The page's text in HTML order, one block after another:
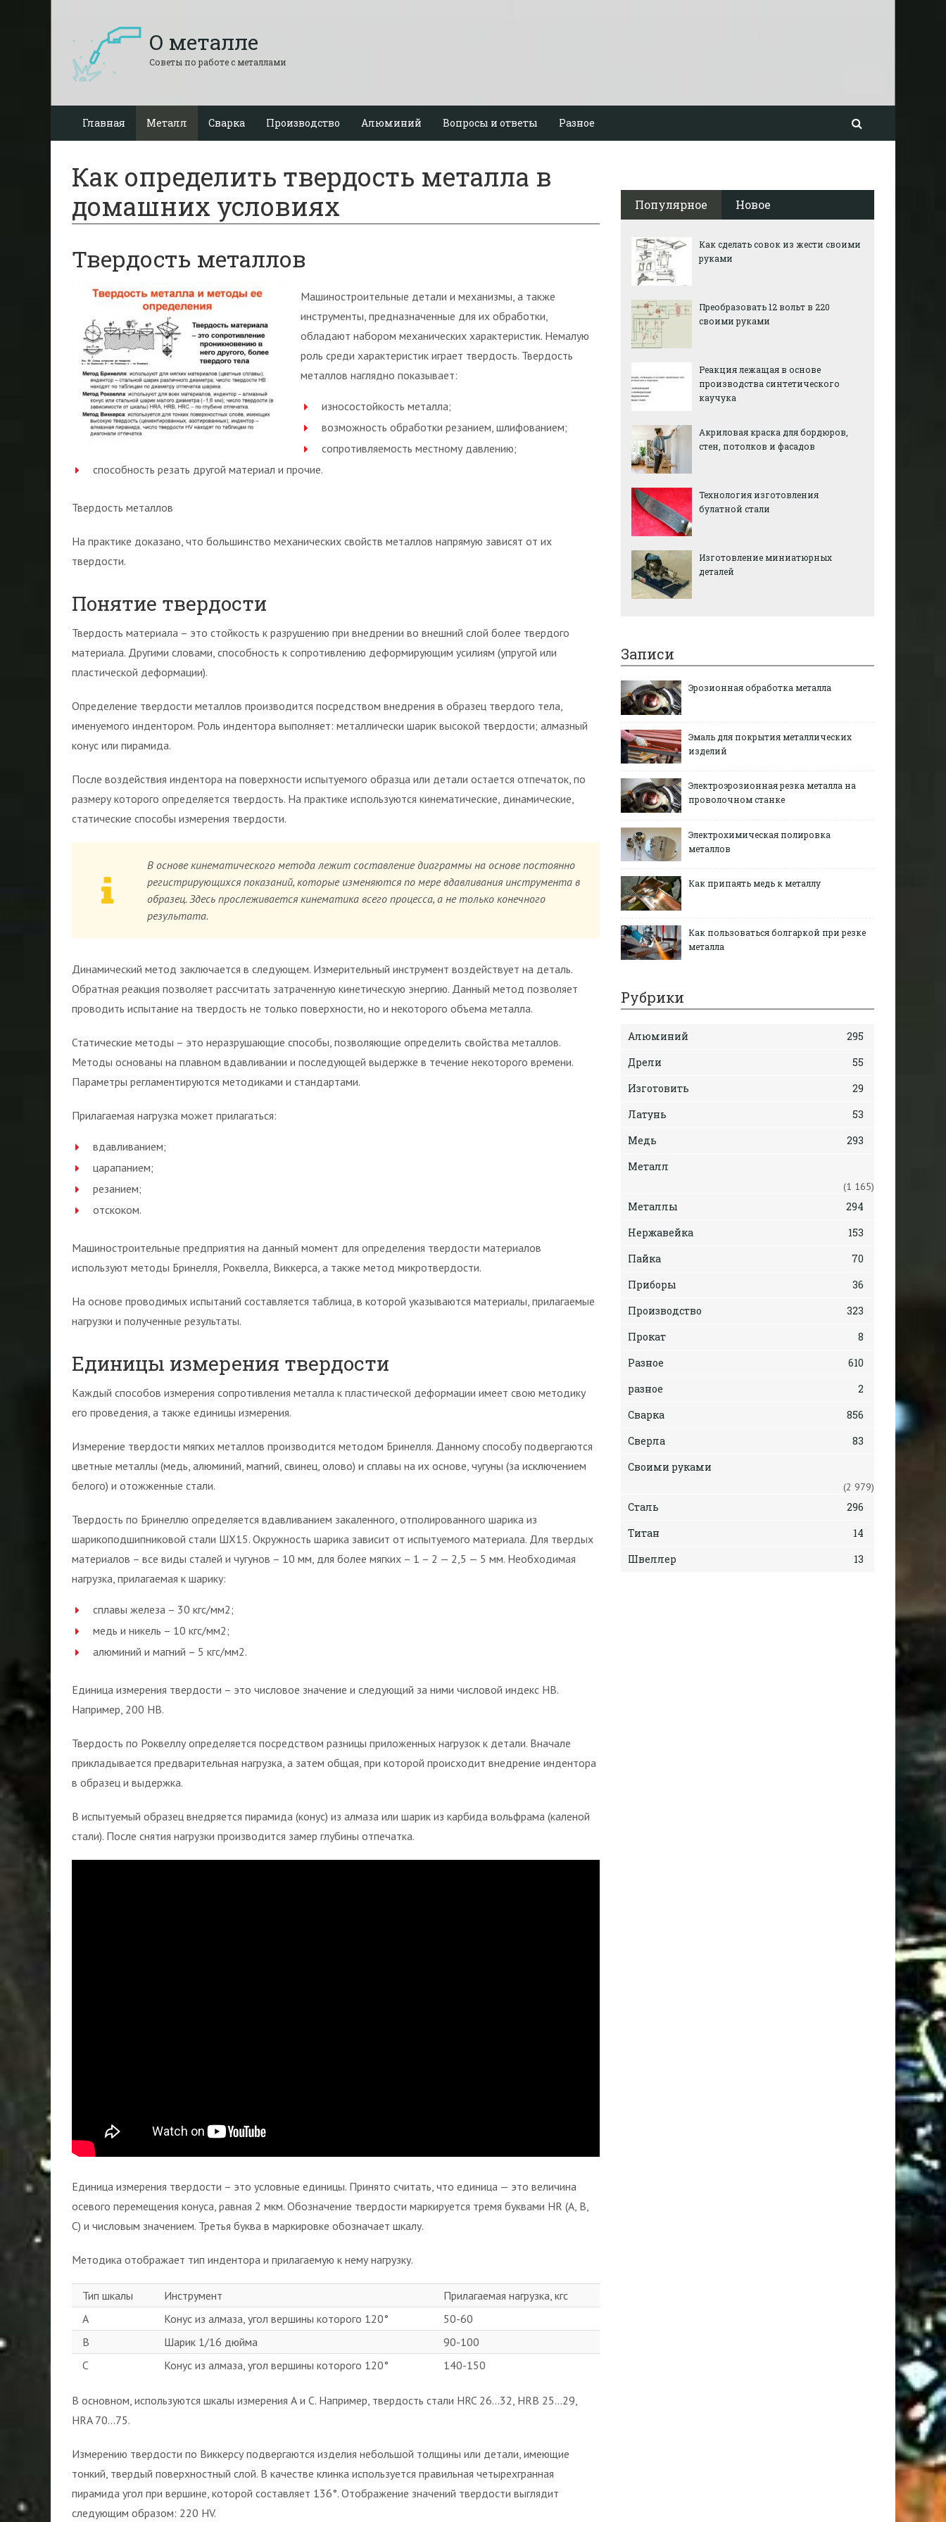
О металле
Советы по работе с металлами
Главная Металл Сварка Производство Алюминий Вопросы и ответы Разное
Как определить твердость металла в
домашних условиях
Твердость металлов
Машиностроительные детали и механизмы, а также
инструменты, предназначенные для их обработки,
обладают набором механических характеристик. Немалую
роль среди характеристик играет твердость. Твердость
металлов наглядно показывает:
износостойкость металла;
возможность обработки резанием, шлифованием;
сопротивляемость местному давлению;
способность резать другой материал и прочие.
Твердость металлов
На практике доказано, что большинство механических свойств металлов напрямую зависят от их
твердости.
Понятие твердости
Твердость материала – это стойкость к разрушению при внедрении во внешний слой более твердого
материала. Другими словами, способность к сопротивлению деформирующим усилиям (упругой или
пластической деформации).
Определение твердости металлов производится посредством внедрения в образец твердого тела,
именуемого индентором. Роль индентора выполняет: металлически шарик высокой твердости; алмазный
конус или пирамида.
После воздействия индентора на поверхности испытуемого образца или детали остается отпечаток, по
размеру которого определяется твердость. На практике используются кинематические, динамические,
статические способы измерения твердости.
В основе кинематического метода лежит составление диаграммы на основе постоянно
регистрирующихся показаний, которые изменяются по мере вдавливания инструмента в
образец. Здесь прослеживается кинематика всего процесса, а не только конечного
результата.
Динамический метод заключается в следующем. Измерительный инструмент воздействует на деталь.
Обратная реакция позволяет рассчитать затраченную кинетическую энергию. Данный метод позволяет
проводить испытание на твердость не только поверхности, но и некоторого объема металла.
Статические методы – это неразрушающие способы, позволяющие определить свойства металлов.
Методы основаны на плавном вдавливании и последующей выдержке в течение некоторого времени.
Параметры регламентируются методиками и стандартами.
Прилагаемая нагрузка может прилагаться:
вдавливанием;
царапанием;
резанием;
отскоком.
Машиностроительные предприятия на данный момент для определения твердости материалов
используют методы Бринелля, Роквелла, Виккерса, а также метод микротвердости.
На основе проводимых испытаний составляется таблица, в которой указываются материалы, прилагаемые
нагрузки и полученные результаты.
Единицы измерения твердости
Каждый способов измерения сопротивления металла к пластической деформации имеет свою методику
его проведения, а также единицы измерения.
Измерение твердости мягких металлов производится методом Бринелля. Данному способу подвергаются
цветные металлы (медь, алюминий, магний, свинец, олово) и сплавы на их основе, чугуны (за исключением
белого) и отожженные стали.
Твердость по Бринеллю определяется вдавливанием закаленного, отполированного шарика из
шарикоподшипниковой стали ШХ15. Окружность шарика зависит от испытуемого материала. Для твердых
материалов – все виды сталей и чугунов – 10 мм, для более мягких – 1 – 2 — 2,5 — 5 мм. Необходимая
нагрузка, прилагаемая к шарику:
сплавы железа – 30 кгс/мм2;
медь и никель – 10 кгс/мм2;
алюминий и магний – 5 кгс/мм2.
Единица измерения твердости – это числовое значение и следующий за ними числовой индекс HB.
Например, 200 НВ.
Твердость по Роквеллу определяется посредством разницы приложенных нагрузок к детали. Вначале
прикладывается предварительная нагрузка, а затем общая, при которой происходит внедрение индентора
в образец и выдержка.
В испытуемый образец внедряется пирамида (конус) из алмаза или шарик из карбида вольфрама (каленой
стали). После снятия нагрузки производится замер глубины отпечатка.
Единица измерения твердости – это условные единицы. Принято считать, что единица — это величина
осевого перемещения конуса, равная 2 мкм. Обозначение твердости маркируется тремя буквами HR (А, В,
С) и числовым значением. Третья буква в маркировке обозначает шкалу.
Методика отображает тип индентора и прилагаемую к нему нагрузку.
Тип шкалы Инструмент
Прилагаемая нагрузка, кгс
А
Конус из алмаза, угол вершины которого 120°
50-60
В
Шарик 1/16 дюйма
90-100
С
Конус из алмаза, угол вершины которого 120° 140-150
В основном, используются шкалы измерения А и С. Например, твердость стали HRC 26…32, HRB 25…29,
HRA 70…75.
Измерению твердости по Виккерсу подвергаются изделия небольшой толщины или детали, имеющие
тонкий, твердый поверхностный слой. В качестве клинка используется правильная четырехгранная
пирамида угол при вершине, которой составляет 136°. Отображение значений твердости выглядит
следующим образом: 220 HV.
Популярное Новое
Как сделать совок из жести своими
руками
Преобразовать 12 вольт в 220
своими руками
Реакция лежащая в основе
производства синтетического
каучука
Акриловая краска для бордюров,
стен, потолков и фасадов
Технология изготовления
булатной стали
Изготовление миниатюрных
деталей
Записи
Эрозионная обработка металла
Эмаль для покрытия металлических
изделий
Электроэрозионная резка металла на
проволочном станке
Электрохимическая полировка
металлов
Как припаять медь к металлу
Как пользоваться болгаркой при резке
металла
Рубрики
Алюминий
295
Дрели
55
Изготовить
29
Латунь
53
Медь
293
Металл
(1 165)
Металлы
294
Нержавейка
153
Пайка
70
Приборы
36
Производство
323
Прокат
8
Разное
610
разное
2
Сварка
856
Сверла
83
Своими руками
(2 979)
Сталь
296
Титан
14
Швеллер
13